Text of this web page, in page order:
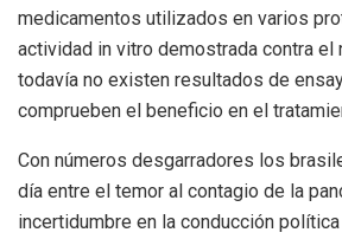
medicamentos utilizados en varios
actividad in vitro demostrada contra el
todavía no existen resultados de
comprueben el beneficio en el
Con números desgarradores los
día entre el temor al contagio de la
incertidumbre en la conducción